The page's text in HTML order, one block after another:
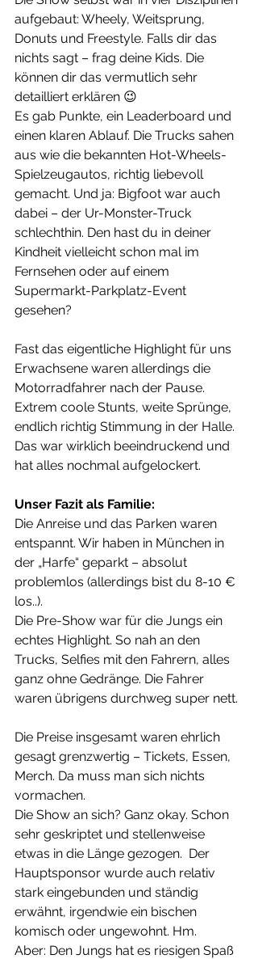
aufgebaut: Wheely, Weitsprung,
Donuts und Freestyle. Falls dir das
nichts sagt – frag deine Kids. Die
können dir das vermutlich sehr
detailliert erklären 😉
Es gab Punkte, ein Leaderboard und
einen klaren Ablauf. Die Trucks sahen
aus wie die bekannten Hot-Wheels-
Spielzeugautos, richtig liebevoll
gemacht. Und ja: Bigfoot war auch
dabei – der Ur-Monster-Truck
schlechthin. Den hast du in deiner
Kindheit vielleicht schon mal im
Fernsehen oder auf einem
Supermarkt-Parkplatz-Event
gesehen?
Fast das eigentliche Highlight für uns
Erwachsene waren allerdings die
Motorradfahrer nach der Pause.
Extrem coole Stunts, weite Sprünge,
endlich richtig Stimmung in der Halle.
Das war wirklich beeindruckend und
hat alles nochmal aufgelockert.
Unser Fazit als Familie:
Die Anreise und das Parken waren
entspannt. Wir haben in München in
der „Harfe“ geparkt – absolut
problemlos (allerdings bist du 8-10 €
los..).
Die Pre-Show war für die Jungs ein
echtes Highlight. So nah an den
Trucks, Selfies mit den Fahrern, alles
ganz ohne Gedränge. Die Fahrer
waren übrigens durchweg super nett.
Die Preise insgesamt waren ehrlich
gesagt grenzwertig – Tickets, Essen,
Merch. Da muss man sich nichts
vormachen.
Die Show an sich? Ganz okay. Schon
sehr geskriptet und stellenweise
etwas in die Länge gezogen.  Der
Hauptsponsor wurde auch relativ
stark eingebunden und ständig
erwähnt, irgendwie ein bischen
komisch oder ungewohnt. Hm.
Aber: Den Jungs hat es riesigen Spaß